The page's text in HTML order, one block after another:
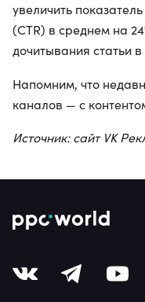
увеличить
(CTR) в среднем на
дочитывания статьи
Напомним, что
каналов — с
Источник: сайт VK